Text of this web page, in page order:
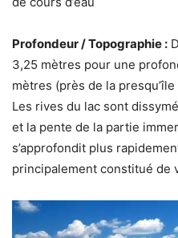
Profondeur / Topographie :
3,25 mètres pour une
mètres (près de la
Les rives du lac sont
et la pente de la partie
s’approfondit plus
principalement constitué de